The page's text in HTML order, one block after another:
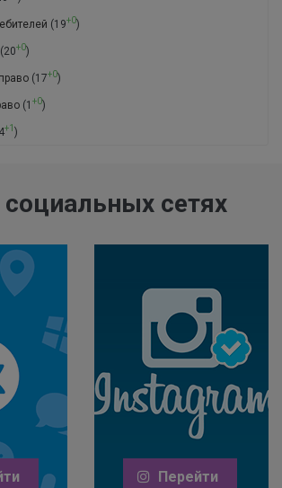
(19+0)
(20+0)
(17+0)
(1 +0)
+1 )
сетях
Перейти